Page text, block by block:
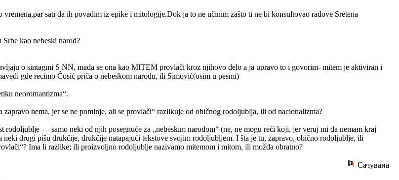
vremena,par sati da ih povadim iz epike i mitologije.Dok ja to ne učinim zašto ti ne bi konsultovao radove Sretena
kao nebeski narod?
o sintagmi S NN, mada se ona kao MITEM provlači kroz njihovo delo a ja upravo to i govorim- mitem je aktiviran i
gde recimo Ćosić priča o nebeskom narodu, ili Simović(osim u pesmi)
neoromantizma“.
nema, jer se ne pominje, ali se provlači“ razlikuje od običnog rodoljublja, ili od nacionalizma?
rodoljublje — samo neki od njih posegnuće za „nebeskim narodom“ (ne, ne mogu reći koji, jer veruj mi da nemam kraj
drugi pišu drukčije, drukčije natapajući tekstove svojim rodoljubljem. I šta je tu, zapravo, obično rodoljublje, ili
Ima li razlike; ili proizvoljno rodoljublje nazivamo mitemom i mitom, ili možda obratno?
Сачувана